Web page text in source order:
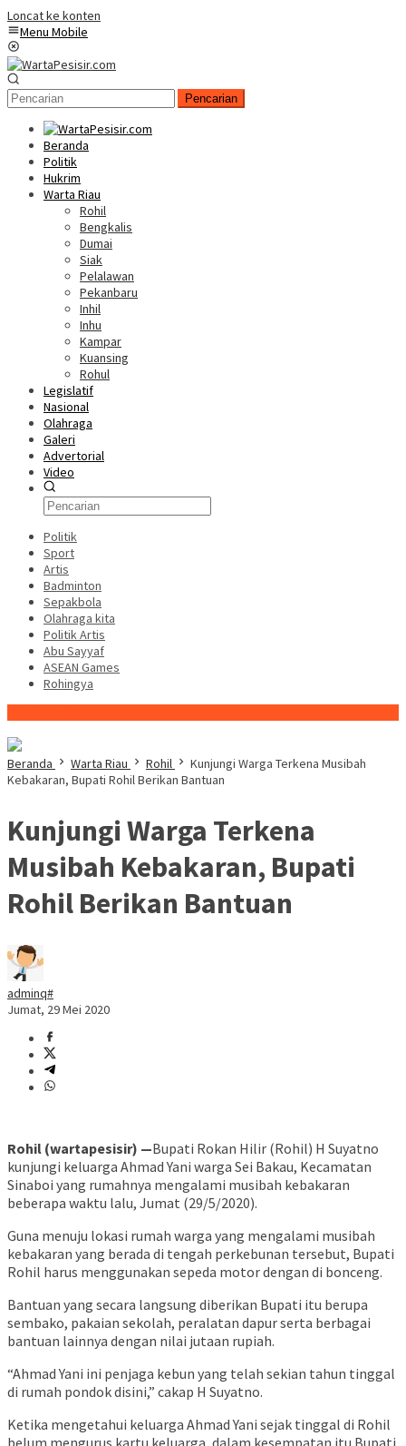
Loncat ke konten
Menu Mobile
Pencarian
Beranda
Politik
Hukrim
Warta Riau
Rohil
Bengkalis
Dumai
Siak
Pelalawan
Pekanbaru
Inhil
Inhu
Kampar
Kuansing
Rohul
Legislatif
Nasional
Olahraga
Galeri
Advertorial
Video
Politik
Sport
Artis
Badminton
Sepakbola
Olahraga kita
Politik Artis
Abu Sayyaf
ASEAN Games
Rohingya
Beranda Warta Riau Rohil
Kunjungi Warga Terkena Musibah
Kebakaran, Bupati Rohil Berikan Bantuan
Kunjungi Warga Terkena
Musibah Kebakaran, Bupati
Rohil Berikan Bantuan
adminq#
Jumat, 29 Mei 2020
Rohil (wartapesisir) —Bupati Rokan Hilir (Rohil) H Suyatno
kunjungi keluarga Ahmad Yani warga Sei Bakau, Kecamatan
Sinaboi yang rumahnya mengalami musibah kebakaran
beberapa waktu lalu, Jumat (29/5/2020).
Guna menuju lokasi rumah warga yang mengalami musibah
kebakaran yang berada di tengah perkebunan tersebut, Bupati
Rohil harus menggunakan sepeda motor dengan di bonceng.
Bantuan yang secara langsung diberikan Bupati itu berupa
sembako, pakaian sekolah, peralatan dapur serta berbagai
bantuan lainnya dengan nilai jutaan rupiah.
“Ahmad Yani ini penjaga kebun yang telah sekian tahun tinggal
di rumah pondok disini,” cakap H Suyatno.
Ketika mengetahui keluarga Ahmad Yani sejak tinggal di Rohil